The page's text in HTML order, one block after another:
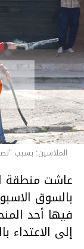
الملاسين: بسبب
عاشت منطقة
بالسوق
فيها أحد
إلى